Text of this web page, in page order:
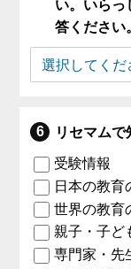
い。いらっ
答ください
リセマムで
受験情報
日本の教育
世界の教育
親子・子ど
専門家・先